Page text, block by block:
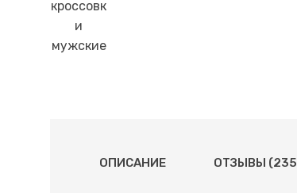
ОПИСАНИЕ ОТЗЫВЫ